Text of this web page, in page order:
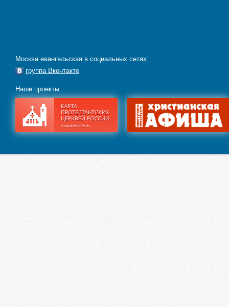
Москва евангельская в социальных сетях:
группа Вконтакте
Наши проекты: